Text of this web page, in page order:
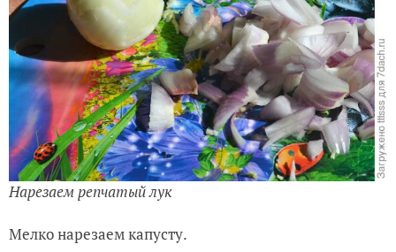
Нарезаем репчатый лук
Мелко нарезаем капусту.